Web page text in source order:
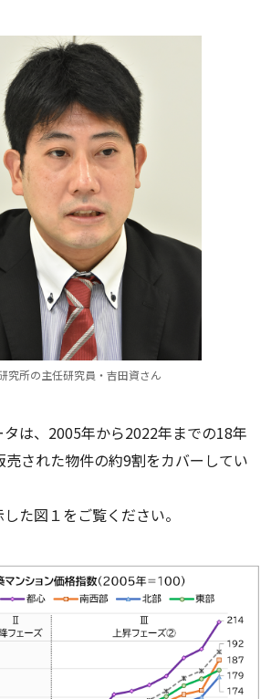
究所の主任研究員・吉田資さん
は、2005年から2022年までの18年
された物件の約9割をカバーしてい
た図１をご覧ください。